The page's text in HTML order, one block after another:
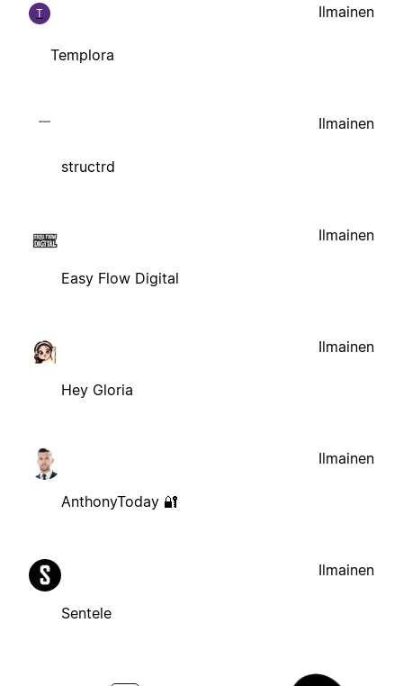
T
Templora
Ilmainen
structrd
Ilmainen
Easy Flow Digital
Ilmainen
Hey Gloria
Ilmainen
AnthonyToday 🔐
Ilmainen
Sentele
Ilmainen